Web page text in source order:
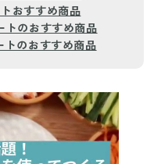
おすすめ商品
トのおすすめ商品
トのおすすめ商品
もっと読む